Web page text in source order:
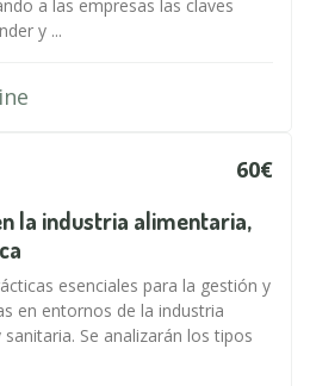
a las empresas las claves
y ...
60€
la industria alimentaria,
esenciales para la gestión y
en entornos de la industria
Se analizarán los tipos